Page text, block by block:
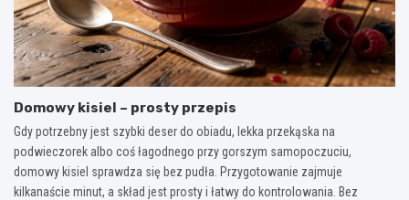
Domowy kisiel – prosty przepis
Gdy potrzebny jest szybki deser do obiadu, lekka przekąska na
podwieczorek albo coś łagodnego przy gorszym samopoczuciu,
domowy kisiel sprawdza się bez pudła. Przygotowanie zajmuje
kilkanaście minut, a skład jest prosty i łatwy do kontrolowania. Bez